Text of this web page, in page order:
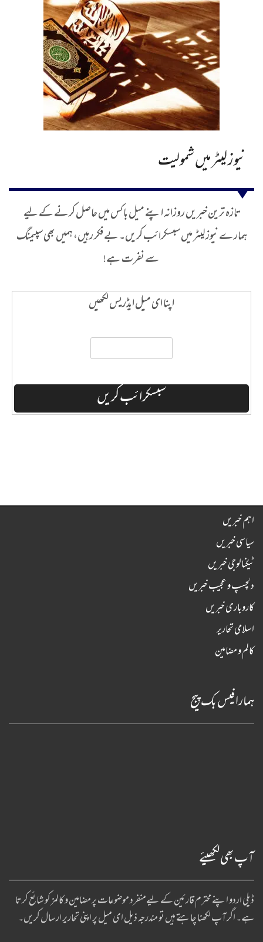
نیوز لیٹر میں شمولیت
تازہ ترین خبریں روزانہ اپنے میل باکس میں حاصل کرنے کے لیے
ہمارے نیوز لیٹر میں سبسکرائب کریں۔ بے فکر رہیں، ہمیں بھی سپیمنگ
سے نفرت ہے!
اپنا ای میل ایڈریس لکھیں
اہم خبریں
سیاسی خبریں
ٹیکنالوجی خبریں
دلچسپ و عجیب خبریں
کاروباری خبریں
اسلامی تحاریر
کالم و مضامین
ہمارا فیس بک پیج
آپ بھی لکھیئے
ڈیلی اردو اپنے محترم قارئین کے لیےمنفرد موضوعات پر مضامین و کالمز کو شائع کرتا
ہے۔ اگر آپ لکھنا چا ہتے ہیں تو مندرجہ ذیل ای میل پر اپنی تحاریر ارسال کریں۔